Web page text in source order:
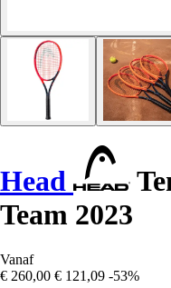
Head
Team 2023
Vanaf
€ 260,00 € 121,09 -53%